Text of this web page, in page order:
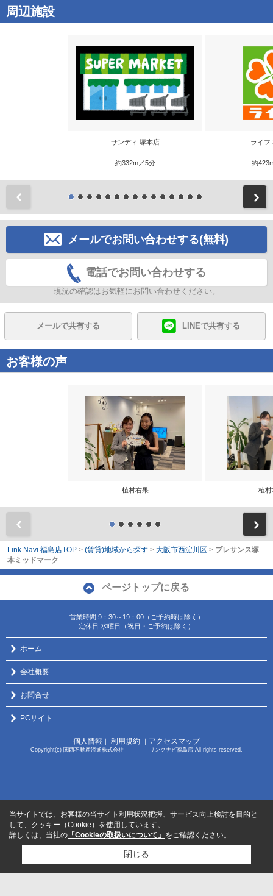
周辺施設
サンディ 塚本店
約332m／5分
ライフ
約
メールでお問い合わせする(無料)
電話でお問い合わせする
現況の確認はお気軽にお問い合わせください。
メールで共有する LINEで共有する
お客様の声
植村右果 植村
Link Navi 福島店TOP > (賃貸)地域から探す > 大阪市西淀川区 > プレサンス塚
本ミッドマーク
ページトップに戻る
営業時間:9：30～19：00（ご予約時は除く）
定休日:水曜日（祝日・ご予約は除く）
ホーム
会社概要
お問合せ
PCサイト
個人情報 利用規約 アクセスマップ
Copyright(c) 関西不動産流通株式会社 リンクナビ福島店 All rights reserved.
当サイトでは、お客様の当サイト利用状況把握、サービス向上検討を目的と
して、クッキー（Cookie）を使用しています。
詳しくは、当社の 「Cookieの取扱いについて」 をご確認ください。
閉じる